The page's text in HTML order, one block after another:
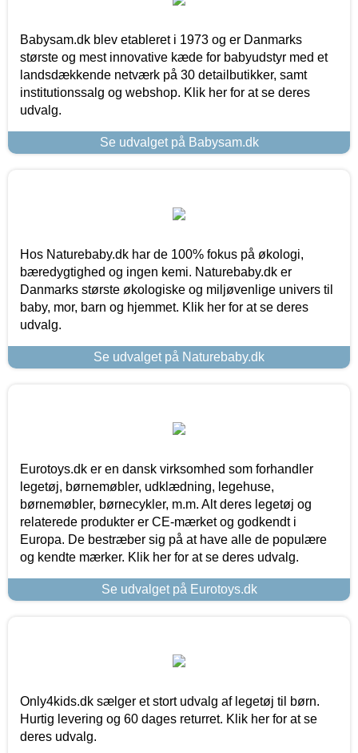
Babysam.dk blev etableret i 1973 og er Danmarks
største og mest innovative kæde for babyudstyr med et
landsdækkende netværk på 30 detailbutikker, samt
institutionssalg og webshop. Klik her for at se deres
udvalg.
Se udvalget på Babysam.dk
Hos Naturebaby.dk har de 100% fokus på økologi,
bæredygtighed og ingen kemi. Naturebaby.dk er
Danmarks største økologiske og miljøvenlige univers til
baby, mor, barn og hjemmet. Klik her for at se deres
udvalg.
Se udvalget på Naturebaby.dk
Eurotoys.dk er en dansk virksomhed som forhandler
legetøj, børnemøbler, udklædning, legehuse,
børnemøbler, børnecykler, m.m. Alt deres legetøj og
relaterede produkter er CE-mærket og godkendt i
Europa. De bestræber sig på at have alle de populære
og kendte mærker. Klik her for at se deres udvalg.
Se udvalget på Eurotoys.dk
Only4kids.dk sælger et stort udvalg af legetøj til børn.
Hurtig levering og 60 dages returret. Klik her for at se
deres udvalg.